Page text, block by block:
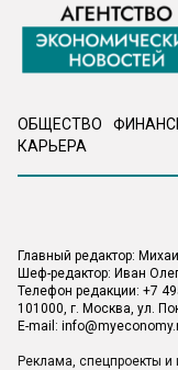
ОБЩЕСТВО
КАРЬЕРА
Главный редактор:
Шеф-редактор: Иван
Телефон редакции: +7
101000, г. Москва, ул.
E-mail:
Реклама, спецпроекты и